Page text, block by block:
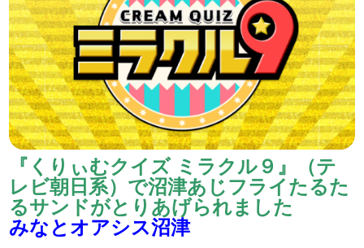
『くりぃむクイズ ミラクル９』（テ
レビ朝日系）で沼津あじフライたるた
るサンドがとりあげられました
みなとオアシス沼津